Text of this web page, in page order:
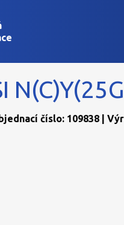
číslo: 109838 |